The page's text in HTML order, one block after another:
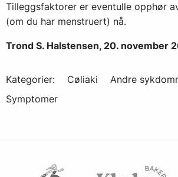
Tilleggsfaktorer er eventulle opphør
(om du har menstruert) nå.
Trond S. Halstensen, 20. november
Kategorier: Cøliaki
Andre
Symptomer